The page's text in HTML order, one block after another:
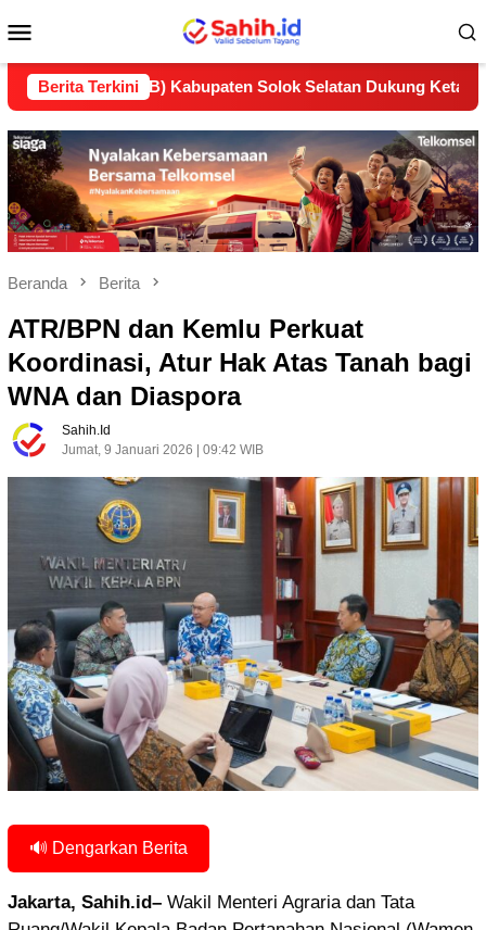
ke
Mobile
Berita Terkini
Kabupaten Solok Selatan Dukung Ketahanan Pangan
Beranda Berita
ATR/BPN dan Kemlu Perkuat
Koordinasi, Atur Hak Atas Tanah bagi
WNA dan Diaspora
Sahih.id
Jumat, 9 Januari 2026 | 09:42 WIB
🔊 Dengarkan Berita
Jakarta, Sahih.id– Wakil Menteri Agraria dan Tata